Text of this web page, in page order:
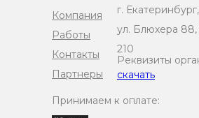
Компания
Работы
Контакты
Партнеры
г. Екатеринбург,
ул. Блюхера
210
Принимаем к оплате:
Реквизиты
скачать